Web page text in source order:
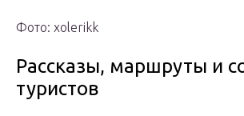
Фото: xolerikk
Рассказы, маршруты и
туристов